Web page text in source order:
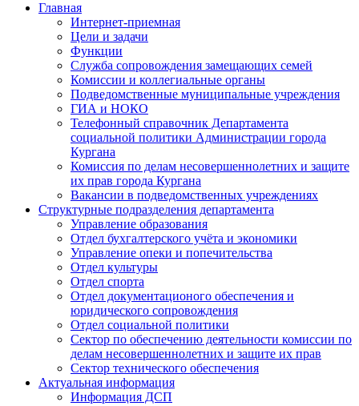
Главная
Интернет-приемная
Цели и задачи
Функции
Служба сопровождения замещающих семей
Комиссии и коллегиальные органы
Подведомственные муниципальные учреждения
ГИА и НОКО
Телефонный справочник Департамента
социальной политики Администрации города
Кургана
Комиссия по делам несовершеннолетних и защите
их прав города Кургана
Вакансии в подведомственных учреждениях
Структурные подразделения департамента
Управление образования
Отдел бухгалтерского учёта и экономики
Управление опеки и попечительства
Отдел культуры
Отдел спорта
Отдел документационого обеспечения и
юридического сопровождения
Отдел социальной политики
Сектор по обеспечению деятельности комиссии по
делам несовершеннолетних и защите их прав
Сектор технического обеспечения
Актуальная информация
Информация ДСП